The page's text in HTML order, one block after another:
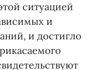
ситуацией
и
и достигло